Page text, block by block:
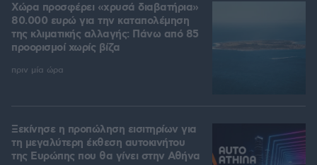
Χώρα προσφέρει «χρυσά διαβατήρια»
80.000 ευρώ για την καταπολέμηση
της κλιματικής αλλαγής: Πάνω από 85
προορισμοί χωρίς βίζα
πριν μία ώρα
Ξεκίνησε η προπώληση εισιτηρίων για
τη μεγαλύτερη έκθεση αυτοκινήτου
της Ευρώπης που θα γίνει στην Αθήνα